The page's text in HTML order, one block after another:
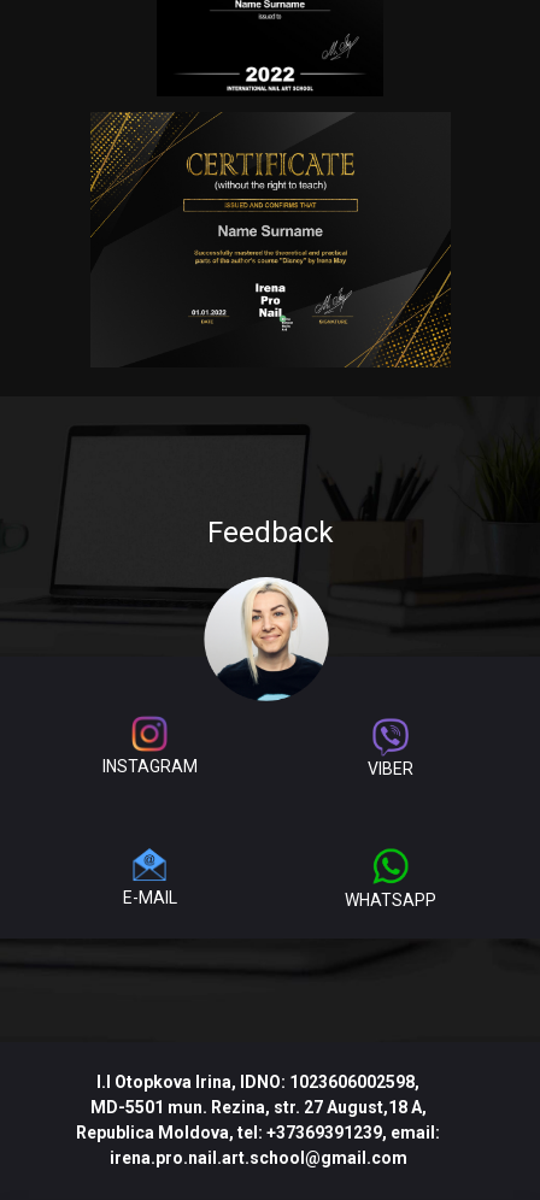
VIBER
INSTAGRAM
E-MAIL WHATSAPP
Feedback
I.I Otopkova Irina, IDNO: 1023606002598,
MD-5501 mun. Rezina, str. 27 August,18 A,
Republica Moldova, tel: +37369391239, email:
irena.pro.nail.art.school@gmail.com